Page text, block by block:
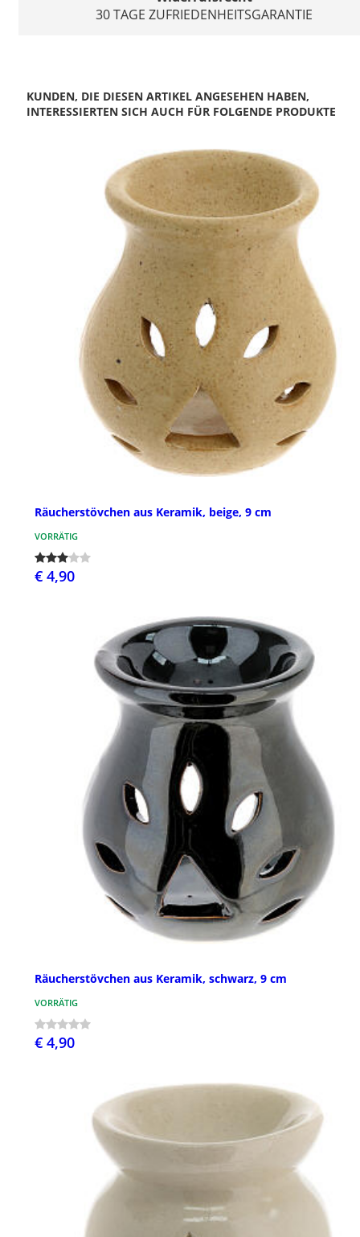
30 TAGE ZUFRIEDENHEITSGARANTIE
KUNDEN, DIE DIESEN ARTIKEL ANGESEHEN HABEN,
INTERESSIERTEN SICH AUCH FÜR FOLGENDE PRODUKTE
Räucherstövchen aus Keramik, beige, 9 cm
VORRÄTIG
€ 4,90
Räucherstövchen aus Keramik, schwarz, 9 cm
VORRÄTIG
€ 4,90